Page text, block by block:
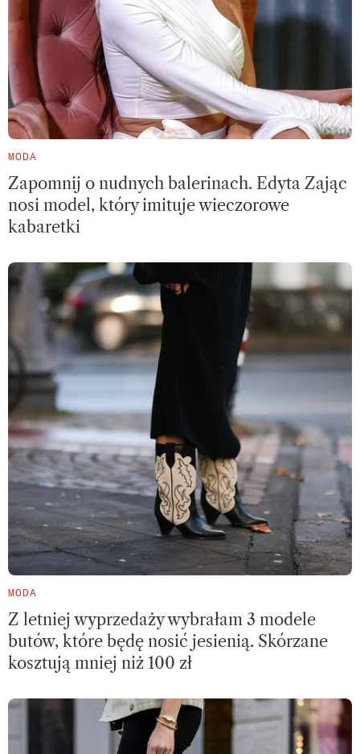
MODA
Zapomnij o nudnych balerinach. Edyta Zając
nosi model, który imituje wieczorowe
kabaretki
MODA
Z letniej wyprzedaży wybrałam 3 modele
butów, które będę nosić jesienią. Skórzane
kosztują mniej niż 100 zł